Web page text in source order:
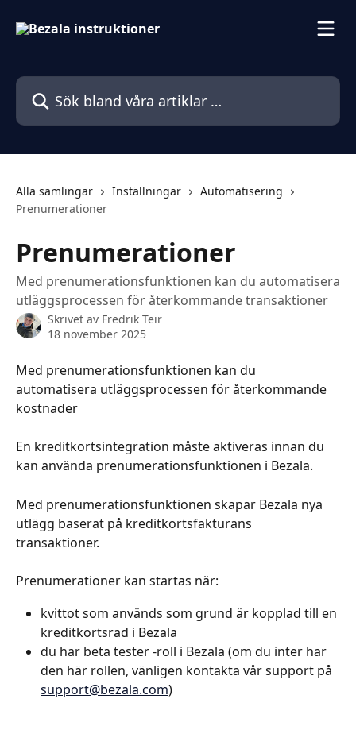
Sök bland våra artiklar …
Alla samlingar Inställningar
Automatisering
Prenumerationer
Prenumerationer
Med prenumerationsfunktionen kan du automatisera
utläggsprocessen för återkommande transaktioner
Skrivet av Fredrik Teir
18 november 2025
Med prenumerationsfunktionen kan du
automatisera utläggsprocessen för återkommande
kostnader
En kreditkortsintegration måste aktiveras innan du
kan använda prenumerationsfunktionen i Bezala.
Med prenumerationsfunktionen skapar Bezala nya
utlägg baserat på kreditkortsfakturans
transaktioner.
Prenumerationer kan startas när:
kvittot som används som grund är kopplad till en
kreditkortsrad i Bezala
du har beta tester -roll i Bezala (om du inter har
den här rollen, vänligen kontakta vår support på
support@bezala.com)